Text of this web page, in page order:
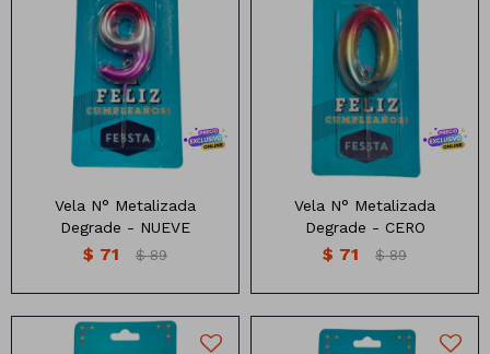
Medidas: 10cm
Vela N° Metalizada
Degrade - NUEVE
$ 71 $ 89
Velita Metalizada Multicolor
10cm
Vela N° Metalizada
Degrade - CERO
$ 71 $ 89